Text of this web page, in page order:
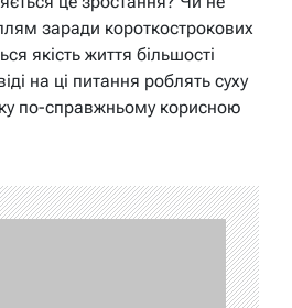
заради короткострокових
якість життя більшості
на ці питання роблять суху
по-справжньому корисною